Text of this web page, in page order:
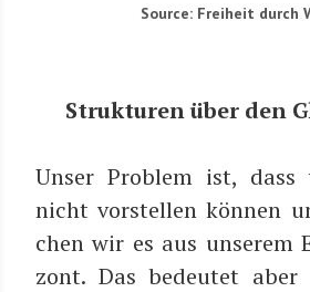
Source: Frei­heit durch
Struk­tu­ren über den
Unser Pro­blem ist,
nicht vor­stel­len kön­nen
chen wir es aus unse­rem
zont. Das bedeu­tet aber